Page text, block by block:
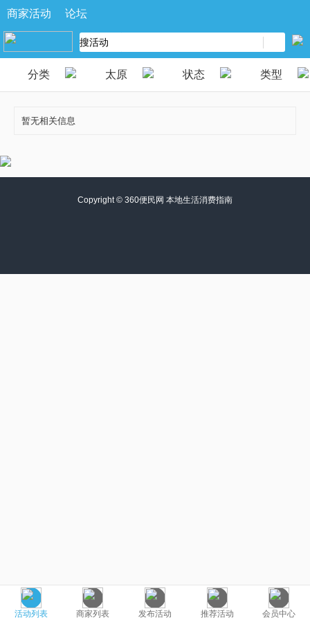
商家活动 论坛
分类 太原 状态 类型
暂无相关信息
活动列表 商家列表 发布活动 推荐活动 会员中心
Copyright © 360便民网 本地生活消费指南